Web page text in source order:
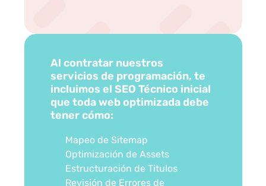
Al contratar nuestros
servicios de programación, te
incluimos el SEO Técnico inicial
que toda web optimizada debe
tener cómo:
Mapeo de Sitemap
Optimización de Assets
Estructuración de Titulos
Revisión de Errores de